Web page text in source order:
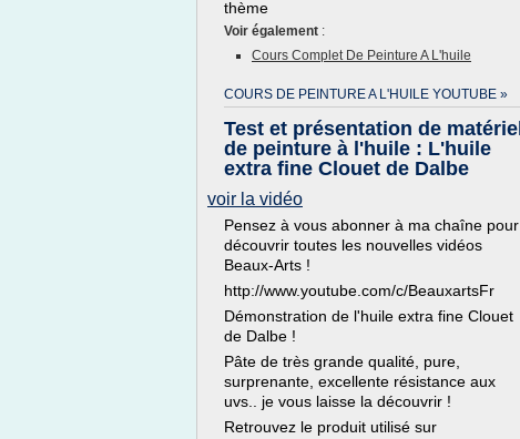
thème
Voir également :
Cours Complet De Peinture A L'huile
COURS DE PEINTURE A L'HUILE YOUTUBE »
Test et présentation de matériel
de peinture à l'huile : L'huile
extra fine Clouet de Dalbe
voir la vidéo
Pensez à vous abonner à ma chaîne pour
découvrir toutes les nouvelles vidéos
Beaux-Arts !
http://www.youtube.com/c/BeauxartsFr
Démonstration de l'huile extra fine Clouet
de Dalbe !
Pâte de très grande qualité, pure,
surprenante, excellente résistance aux
uvs.. je vous laisse la découvrir !
Retrouvez le produit utilisé sur